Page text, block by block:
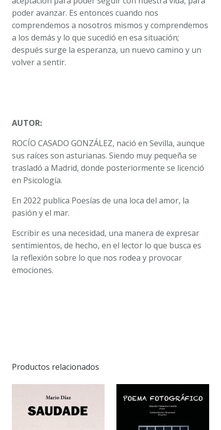
poder avanzar. Es entonces cuando nos
comprendemos a nosotros mismos y comprendemos
a los demás y lo que sucedió en esa situación;
después surge la esperanza, un nuevo camino y un
volver a sentir.
AUTOR:
ROCÍO CASADO GONZÁLEZ, nació en Sevilla, aunque
sus raíces son asturianas. Siendo muy pequeña se
trasladó a Madrid, donde posteriormente se licenció
en Psicología.
En 2022 publica Poesías de una loca del amor, la
pasión y el mar.
Escribir es una necesidad, una manera de expresar
sentimientos, de hecho, en el lector lo que busca es
la reflexión sobre lo que nos rodea y provocar
emociones.
Productos relacionados